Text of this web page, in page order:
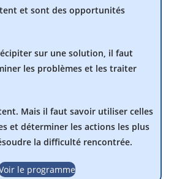
et sont des opportunités
sur une solution, il faut
les problèmes et les traiter
Mais il faut savoir utiliser celles
et déterminer les actions les plus
la difficulté rencontrée.
le programme